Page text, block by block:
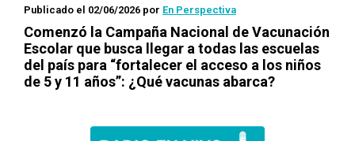
Publicado el 02/06/2026 por En Perspectiva
Comenzó la Campaña Nacional de Vacunación
Escolar que busca llegar a todas las escuelas
del país para “fortalecer el acceso a los niños
de 5 y 11 años”: ¿Qué vacunas abarca?